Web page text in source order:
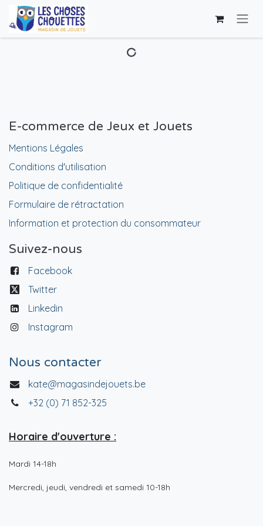
Se rendre au contenu
E-commerce de Jeux et Jouets
Mentions Légales
Conditions d'utilisation
Politique de confidentialité
Formulaire de rétractation
Information et protection du consommateur
Suivez-nous
Facebook
Twitter
Linkedin
Instagram
Nous contacter
kate@magasindejouets.be
+32 (0) 71 852-325
Horaire d'ouverture :
Mardi 14-18h
Mercredi, jeudi, vendredi et samedi 10-18h